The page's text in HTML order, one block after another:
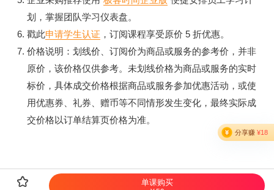
划，掌握团队学习仪表盘。
戳此申请学生认证 ，订阅课程享受原价 5 折优惠。
价格说明：划线价、订阅价为商品或服务的参考价，并非
原价，该价格仅供参考。未划线价格为商品或服务的实时
标价，具体成交价格根据商品或服务参加优惠活动，或使
用优惠券、礼券、赠币等不同情形发生变化，最终实际成
交价格以订单结算页价格为准。
 单课购买